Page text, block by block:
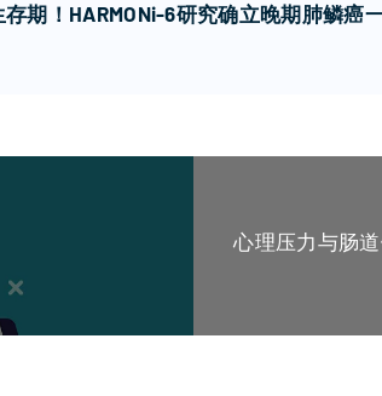
期！HARMONi-6研究确立晚期肺鳞癌
心理压力与肠